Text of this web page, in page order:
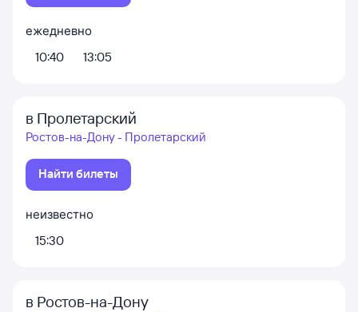
ежедневно
10:40
13:05
в Пролетарский
Ростов-на-Дону - Пролетарский
Найти билеты
неизвестно
15:30
в Ростов-на-Дону